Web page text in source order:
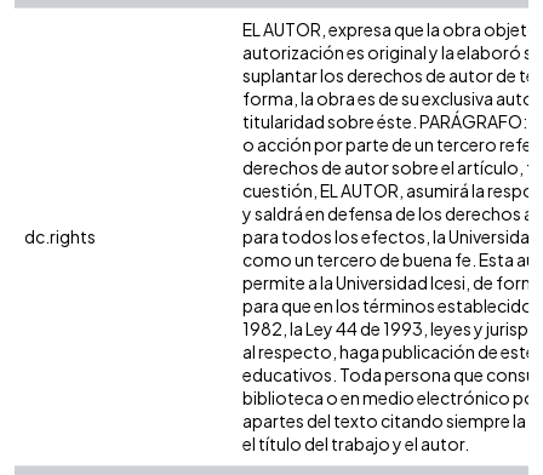
dc.rights
EL AUTOR, expresa que la obra
autorización es original y la elaboró
suplantar los derechos de autor de
forma, la obra es de su exclusiva
titularidad sobre éste. PARÁGRAFO:
o acción por parte de un tercero
derechos de autor sobre el artículo,
cuestión, EL AUTOR, asumirá la
y saldrá en defensa de los derechos
para todos los efectos, la Universidad
como un tercero de buena fe. Esta
permite a la Universidad Icesi, de
para que en los términos establecidos
1982, la Ley 44 de 1993, leyes y
al respecto, haga publicación de este
educativos. Toda persona que
biblioteca o en medio electrónico
apartes del texto citando siempre la
el título del trabajo y el autor.